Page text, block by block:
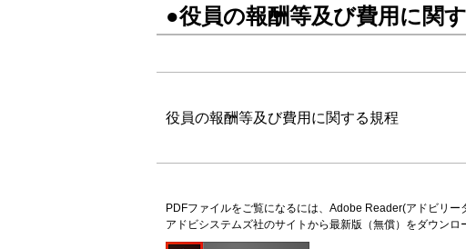
●役員の報酬等及び費用に関
役員の報酬等及び費用に関する規程
PDFファイルをご覧になるには、Adobe Reader(アドビリー
アドビシステムズ社のサイトから最新版（無償）をダウンロ